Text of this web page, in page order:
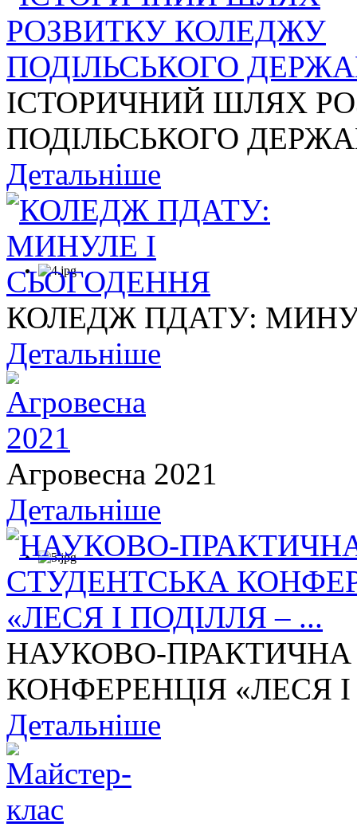
ІСТОРИЧНИЙ ШЛЯХ
ПОДІЛЬСЬКОГО
Детальніше
КОЛЕДЖ ПДАТУ:
Детальніше
Агровесна 2021
Детальніше
НАУКОВО-
КОНФЕРЕНЦІЯ «ЛЕСЯ І
Детальніше